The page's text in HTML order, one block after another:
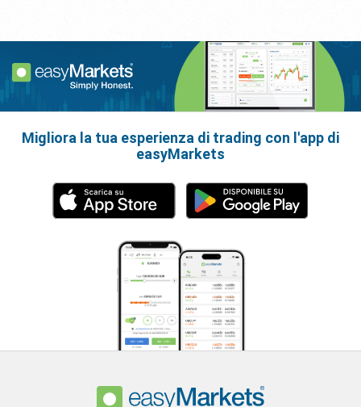
Migliora la tua esperienza di trading con l'app di
easyMarkets